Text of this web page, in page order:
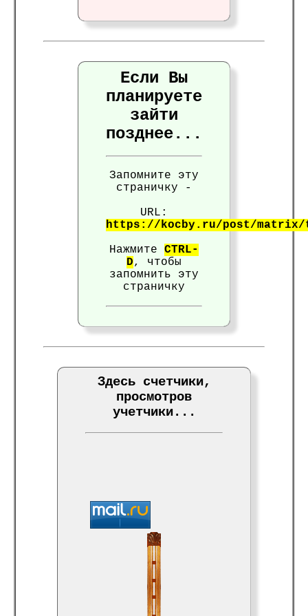
Если Вы
планируете
зайти
позднее...
Запомните эту
страничку -
URL:
https://kocby.ru/post/matrix/
Нажмите CTRL-
D, чтобы
запомнить эту
страничку
Здесь счетчики,
просмотров
учетчики...